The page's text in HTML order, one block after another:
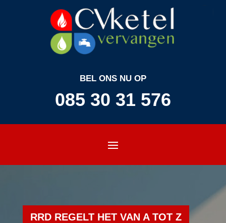
BEL ONS NU OP
085 30 31 576
RRD REGELT HET VAN A TOT Z